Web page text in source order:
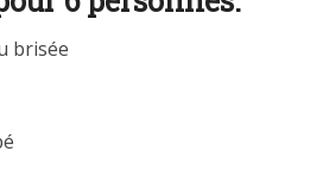
brisée